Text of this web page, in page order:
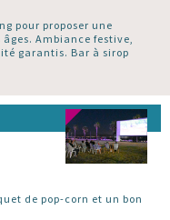
pour proposer une
Ambiance festive,
garantis. Bar à sirop
de pop-corn et un bon